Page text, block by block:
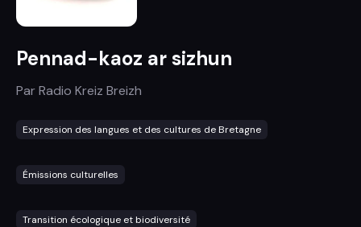
Pennad-kaoz ar sizhun
ParRadio Kreiz Breizh
Expression des langues et des cultures de Bretagne
Émissions culturelles
Transition écologique et biodiversité